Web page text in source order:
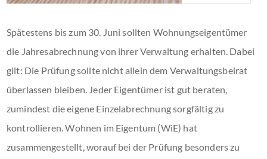
Spätestens bis zum 30. Juni sollten Wohnungseigentümer
die Jahresabrechnung von ihrer Verwaltung erhalten. Dabei
gilt: Die Prüfung sollte nicht allein dem Verwaltungsbeirat
überlassen bleiben. Jeder Eigentümer ist gut beraten,
zumindest die eigene Einzelabrechnung sorgfältig zu
kontrollieren. Wohnen im Eigentum (WiE) hat
zusammengestellt, worauf bei der Prüfung besonders zu